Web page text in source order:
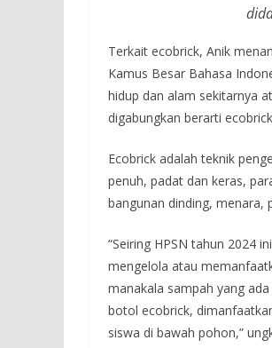
Terkait ecobrick, Anik
Kamus Besar Bahasa
hidup dan alam sekitarnya
digabungkan berarti
Ecobrick adalah teknik
penuh, padat dan keras,
bangunan dinding, menara,
“Seiring HPSN tahun 2024
mengelola atau
manakala sampah yang
botol ecobrick,
siswa di bawah pohon,”